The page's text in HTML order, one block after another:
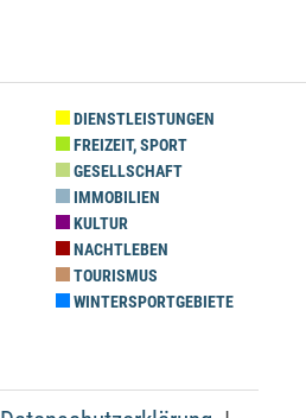
DIENSTLEISTUNGEN
FREIZEIT, SPORT
GESELLSCHAFT
IMMOBILIEN
KULTUR
NACHTLEBEN
TOURISMUS
WINTERSPORTGEBIETE